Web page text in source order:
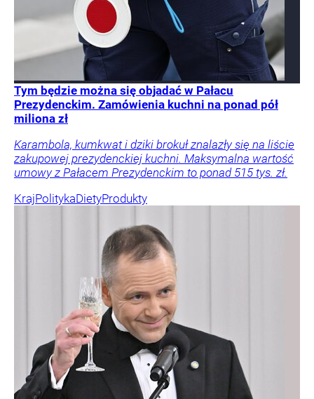
Tym będzie można się objadać w Pałacu
Prezydenckim. Zamówienia kuchni na ponad pół
miliona zł
Karambola, kumkwat i dziki brokuł znalazły się na liście
zakupowej prezydenckiej kuchni. Maksymalna wartość
umowy z Pałacem Prezydenckim to ponad 515 tys. zł.
KrajPolitykaDietyProdukty